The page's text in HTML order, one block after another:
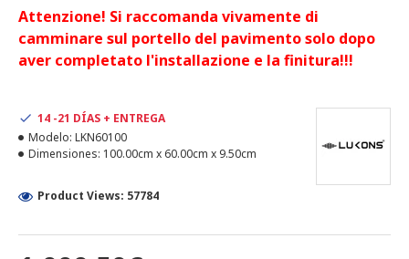
Attenzione! Si raccomanda vivamente di
camminare sul portello del pavimento solo dopo
aver completato l'installazione e la finitura!!!
14 -21 DÍAS + ENTREGA
Modelo: LKN60100
Dimensiones: 100.00cm x 60.00cm x 9.50cm
Product Views: 57784